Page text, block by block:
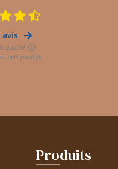
Produits